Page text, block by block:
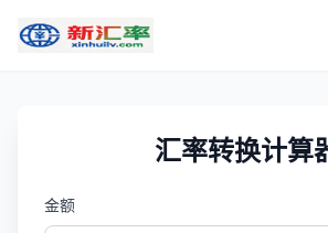
汇率转换计算
金额